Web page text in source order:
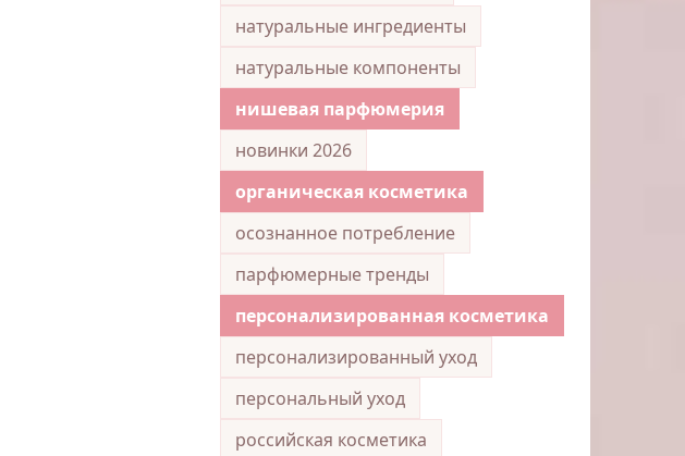
натуральные ингредиенты
натуральные компоненты
нишевая парфюмерия
новинки 2026
органическая косметика
осознанное потребление
парфюмерные тренды
персонализированная косметика
персонализированный уход
персональный уход
российская косметика